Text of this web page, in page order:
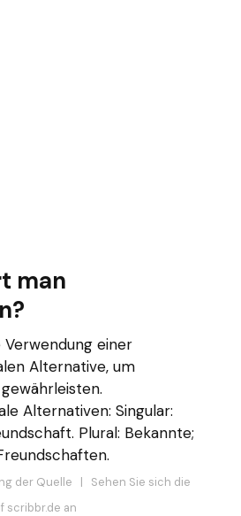
man
einer
Alternative, um
Alternativen: Singular:
Plural: Bekannte;
der Quelle | Sehen Sie sich die
scribbr.de an